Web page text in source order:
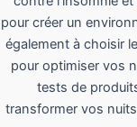
pour créer un
également à choisir
pour optimiser vos
tests de
transformer vos